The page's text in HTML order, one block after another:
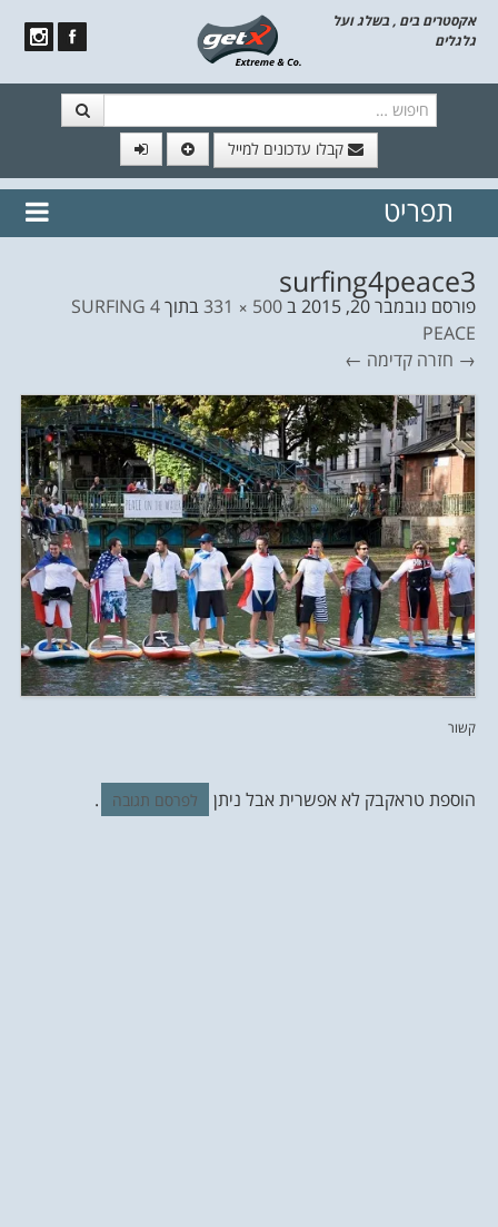
אקסטרים בים , בשלג ועל
גלגלים
קבלו עדכונים למייל
// הצטרף לרשימת תפוצה!
נשמח
תפריט
surfing4peace3
פורסם נובמבר 20, 2015 ב500 × 331 בתוךSURFING 4
PEACE
→ חזרה קדימה ←
קשור
הוספת טראקבק לא אפשרית אבל ניתן לפרסם תגובה .